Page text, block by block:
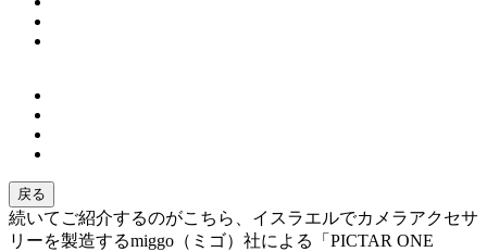
戻る
続いてご紹介するのがこちら、イスラエルでカメラアクセサ
リーを製造するmiggo（ミゴ）社による「PICTAR ONE